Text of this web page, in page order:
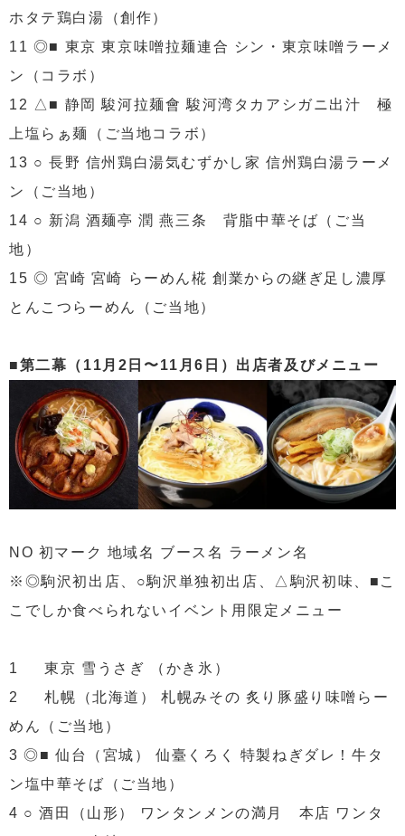
ホタテ鶏白湯（創作）
11 ◎■ 東京 東京味噌拉麺連合 シン・東京味噌ラーメ
ン（コラボ）
12 △■ 静岡 駿河拉麺會 駿河湾タカアシガニ出汁 極
上塩らぁ麺（ご当地コラボ）
13 ○ 長野 信州鶏白湯気むずかし家 信州鶏白湯ラーメ
ン（ご当地）
14 ○ 新潟 酒麺亭 潤 燕三条 背脂中華そば（ご当
地）
15 ◎ 宮崎 宮崎 らーめん椛 創業からの継ぎ足し濃厚
とんこつらーめん（ご当地）
■第二幕（11月2日〜11月6日）出店者及びメニュー
NO 初マーク 地域名 ブース名 ラーメン名
※◎駒沢初出店、○駒沢単独初出店、△駒沢初味、■こ
こでしか食べられないイベント用限定メニュー
1 東京 雪うさぎ （かき氷）
2 札幌（北海道） 札幌みその 炙り豚盛り味噌らー
めん（ご当地）
3 ◎■ 仙台（宮城） 仙臺くろく 特製ねぎダレ！牛タ
ン塩中華そば（ご当地）
4 ○ 酒田（山形） ワンタンメンの満月 本店 ワンタ